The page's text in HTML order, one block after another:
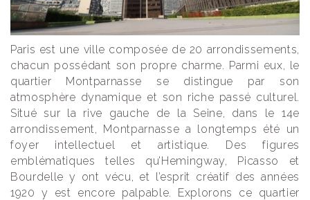
Paris est une ville composée de 20 arrondissements,
chacun possédant son propre charme. Parmi eux, le
quartier Montparnasse se distingue par son
atmosphère dynamique et son riche passé culturel.
Situé sur la rive gauche de la Seine, dans le 14e
arrondissement, Montparnasse a longtemps été un
foyer intellectuel et artistique. Des figures
emblématiques telles qu’Hemingway, Picasso et
Bourdelle y ont vécu, et l’esprit créatif des années
1920 y est encore palpable. Explorons ce quartier